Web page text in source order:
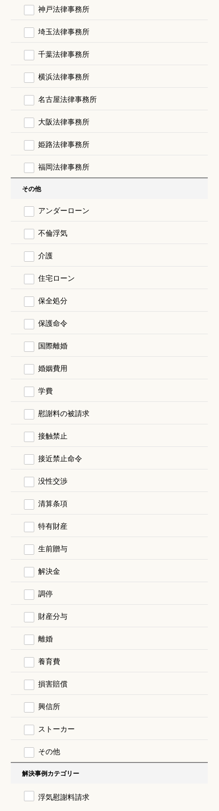
神戸法律事務所
埼玉法律事務所
千葉法律事務所
横浜法律事務所
名古屋法律事務所
大阪法律事務所
姫路法律事務所
福岡法律事務所
その他
アンダーローン
不倫浮気
介護
住宅ローン
保全処分
保護命令
国際離婚
婚姻費用
学費
慰謝料の被請求
接触禁止
接近禁止命令
没性交渉
清算条項
特有財産
生前贈与
解決金
調停
財産分与
離婚
養育費
損害賠償
興信所
ストーカー
その他
解決事例カテゴリー
浮気慰謝料請求